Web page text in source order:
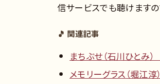
信サービスでも聴けますの
🎵 関連記事
まちぶせ（石川ひとみ
メモリーグラス（堀江